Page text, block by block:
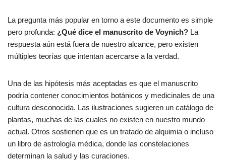
La pregunta más popular en torno a este documento es simple
pero profunda: ¿Qué dice el manuscrito de Voynich? La
respuesta aún está fuera de nuestro alcance, pero existen
múltiples teorías que intentan acercarse a la verdad.
Una de las hipótesis más aceptadas es que el manuscrito
podría contener conocimientos botánicos y medicinales de una
cultura desconocida. Las ilustraciones sugieren un catálogo de
plantas, muchas de las cuales no existen en nuestro mundo
actual. Otros sostienen que es un tratado de alquimia o incluso
un libro de astrología médica, donde las constelaciones
determinan la salud y las curaciones.